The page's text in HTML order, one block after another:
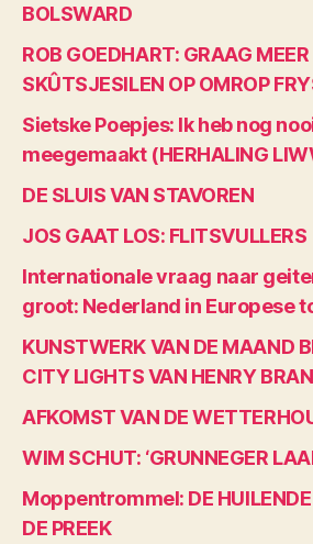
BOLSWARD
ROB GOEDHART: GRAAG
SKÛTSJESILEN OP OMROP
Sietske Poepjes: Ik heb nog
meegemaakt (HERHALING
DE SLUIS VAN STAVOREN
JOS GAAT LOS: FLITSVULLERS
Internationale vraag naar
groot: Nederland in Europese
KUNSTWERK VAN DE MAAND
CITY LIGHTS VAN HENRY
AFKOMST VAN DE
WIM SCHUT: ‘GRUNNEGER
Moppentrommel: DE HUILENDE
DE PREEK